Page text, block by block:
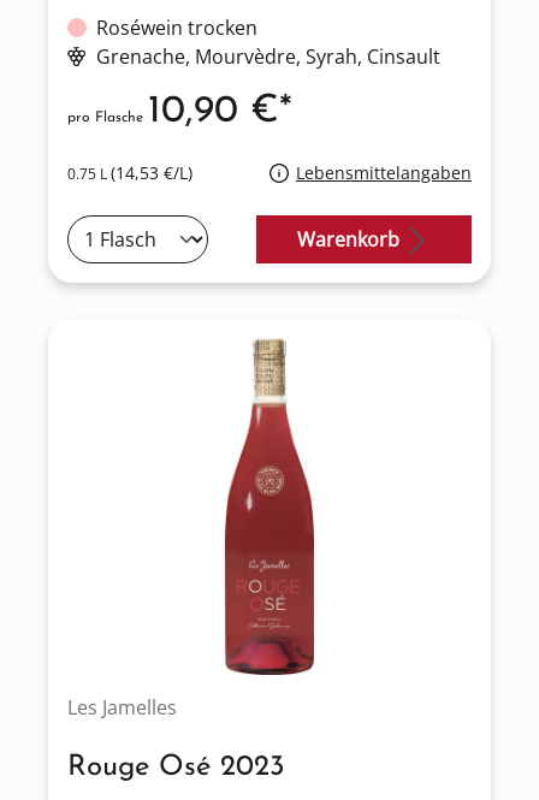
Roséwein trocken
Grenache, Mourvèdre, Syrah, Cinsault
0.75 L(14,53 €/L) Lebensmittelangaben
pro Flasche 10,90 €*
Warenkorb
Les Jamelles
Rouge Osé 2023